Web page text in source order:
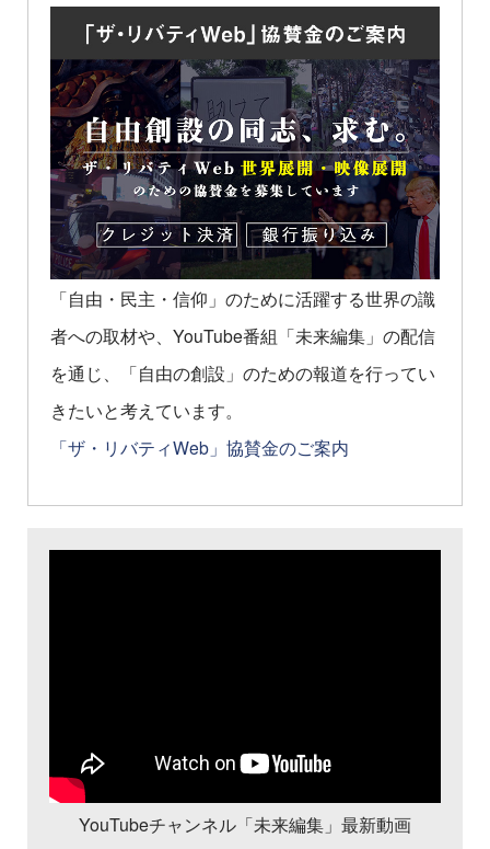
「自由・民主・信仰」のために活躍する世界の識
者への取材や、YouTube番組「未来編集」の配信
を通じ、「自由の創設」のための報道を行ってい
きたいと考えています。
「ザ・リバティWeb」協賛金のご案内
YouTubeチャンネル「未来編集」最新動画